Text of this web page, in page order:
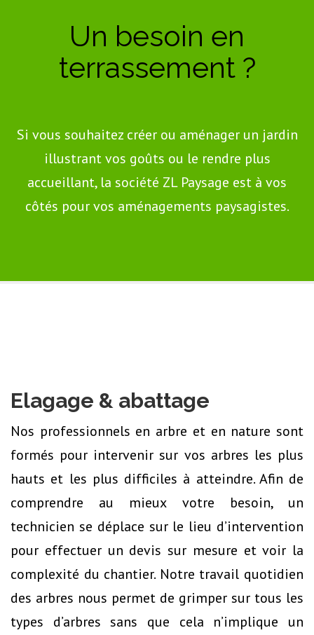
Un besoin en
terrassement ?
Si vous souhaitez créer ou aménager un jardin
illustrant vos goûts ou le rendre plus
accueillant, la société ZL Paysage est à vos
côtés pour vos aménagements paysagistes.
Elagage & abattage
Nos professionnels en arbre et en nature sont
formés pour intervenir sur vos arbres les plus
hauts et les plus difficiles à atteindre. Afin de
comprendre au mieux votre besoin, un
technicien se déplace sur le lieu d’intervention
pour effectuer un devis sur mesure et voir la
complexité du chantier. Notre travail quotidien
des arbres nous permet de grimper sur tous les
types d’arbres sans que cela n’implique un